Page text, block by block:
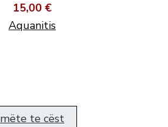
15,00 €
Aquanitis
mëte te cëst